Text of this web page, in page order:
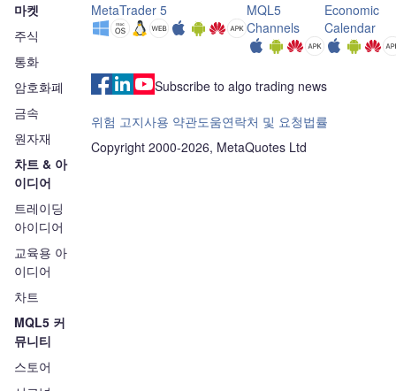
마켓
주식
통화
암호화폐
금속
원자재
차트 & 아
이디어
트레이딩
아이디어
교육용 아
이디어
차트
MQL5 커
뮤니티
스토어
MetaTrader 5
MQL5
Channels
Economic
Calendar
Subscribe to algo trading news
위험 고지사용 약관도움연락처 및 요청법률
Copyright 2000-2026, MetaQuotes Ltd